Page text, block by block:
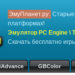
ЭмуПланет.ру: Старые
платформах!
Эмулятор PC Engine \
Скачать бесплатно
GBColor